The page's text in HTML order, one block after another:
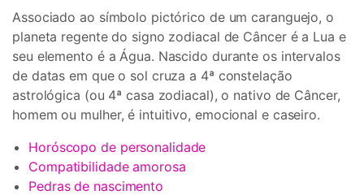
Associado ao símbolo pictórico de um caranguejo, o
planeta regente do signo zodiacal de Câncer é a Lua e
seu elemento é a Água. Nascido durante os intervalos
de datas em que o sol cruza a 4ª constelação
astrológica (ou 4ª casa zodiacal), o nativo de Câncer,
homem ou mulher, é intuitivo, emocional e caseiro.
Horóscopo de personalidade
Compatibilidade amorosa
Pedras de nascimento